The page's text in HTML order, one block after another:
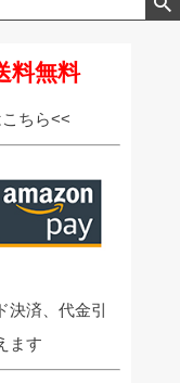
ジト
料無料
ちら<<
決済、代金引
ます